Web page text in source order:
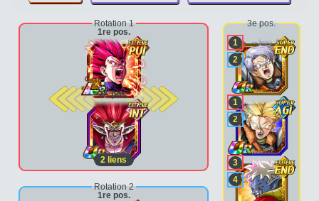
Rotation 1
1re pos.
2e pos.
2 liens
Rotation 2
1re pos.
3e pos.
1
2
1
2
3
4